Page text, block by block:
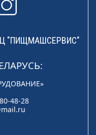
"ПИЩМАШСЕРВИС"
48-28